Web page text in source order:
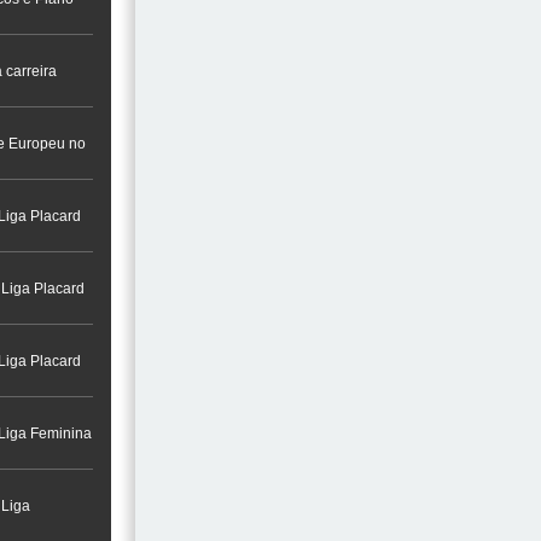
carreira
Cidade do
Europeu no
Placard
Placard
Placard
Feminina